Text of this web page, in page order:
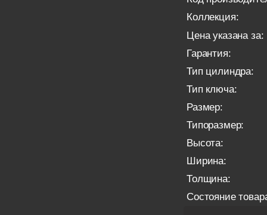
Коллекция:
Цена указана за:
Гарантия:
Тип цилиндра:
Тип ключа:
Размер:
Типоразмер:
Высота:
Ширина:
Толщина:
Состояние